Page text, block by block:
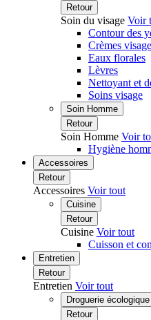
Retour
Soin du visage Voir
Contour des
Crèmes visage
Eaux florales
Lèvres
Nettoyant et
Soins visage
Soin Homme
Retour
Soin Homme Voir
Hygiène
Accessoires
Retour
Accessoires Voir tout
Cuisine
Retour
Cuisine Voir tout
Cuisson et
Entretien
Retour
Entretien Voir tout
Droguerie écologique
Retour